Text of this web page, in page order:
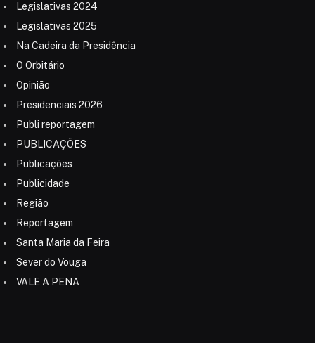
Legislativas 2024
Legislativas 2025
Na Cadeira da Presidência
O Orbitário
Opinião
Presidenciais 2026
Publi reportagem
PUBLICAÇÕES
Publicações
Publicidade
Região
Reportagem
Santa Maria da Feira
Sever do Vouga
VALE A PENA